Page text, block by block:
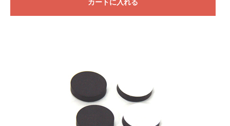
カートに入れる